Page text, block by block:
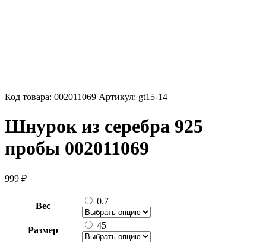
Код товара: 002011069 Артикул: gt15-14
Шнурок из серебра 925
пробы 002011069
999 ₽
Вес 0.7
Размер 45